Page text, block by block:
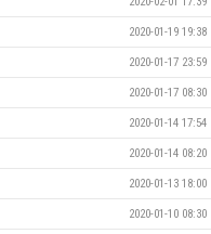
2020-01-19 19:38
2020-01-17 23:59
2020-01-17 08:30
2020-01-14 17:54
2020-01-14 08:20
2020-01-13 18:00
2020-01-10 08:30